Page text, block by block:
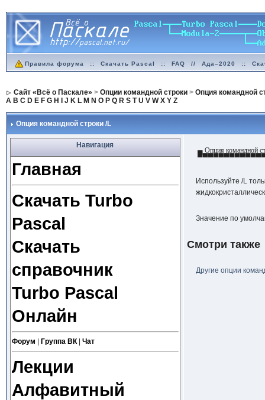
Правила форума :: Скачать Pascal :: FAQ // Ада–2020 ::
Сайт «Всё о Паскале» > Опции командной строки> Опция командной
A B C D E F G H J K L M N O P Q R S T U V W X Y Z
Опция командной строки /L
Навигация
Главная
Скачать Turbo
Pascal
Скачать
справочник
Turbo Pascal
Онлайн
Форум Группа ВК| Чат
Лекции
Алфавитный
▄ Опция командной
Используйте /L
Значение по
Смотри также
Другие опции